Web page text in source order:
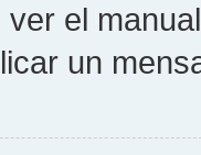
el
un